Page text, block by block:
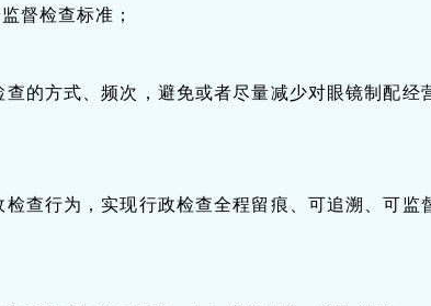
督检查标准；
的方式、频次，避免或者尽量减少对眼镜制配经
查行为，实现行政检查全程留痕、可追溯、可监